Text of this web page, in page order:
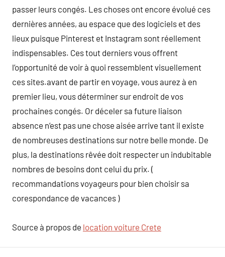
passer leurs congés. Les choses ont encore évolué ces
dernières années, au espace que des logiciels et des
lieux puisque Pinterest et Instagram sont réellement
indispensables. Ces tout derniers vous offrent
l’opportunité de voir à quoi ressemblent visuellement
ces sites.avant de partir en voyage, vous aurez à en
premier lieu, vous déterminer sur endroit de vos
prochaines congés. Or déceler sa future liaison
absence n’est pas une chose aisée arrive tant il existe
de nombreuses destinations sur notre belle monde. De
plus, la destinations rêvée doit respecter un indubitable
nombres de besoins dont celui du prix. (
recommandations voyageurs pour bien choisir sa
corespondance de vacances )
Source à propos de location voiture Crete